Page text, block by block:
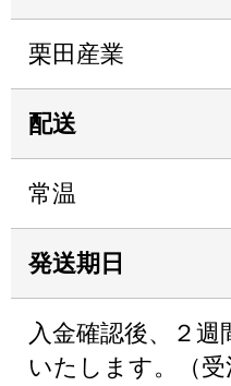
栗田産業
配送
常温
発送期日
入金確認後、２週
いたします。（